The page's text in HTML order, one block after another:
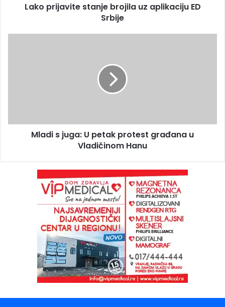
Lako prijavite stanje brojila uz aplikaciju ED
Srbije
Mladi s juga: U petak protest građana u
Vladičinom Hanu